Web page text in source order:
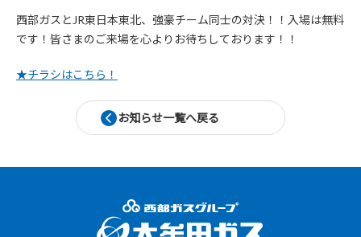
西部ガスとJR東日本東北、強豪チーム同士の対決！！入場は無料
です！皆さまのご来場を心よりお待ちしております！！
★チラシはこちら！
お知らせ一覧へ戻る